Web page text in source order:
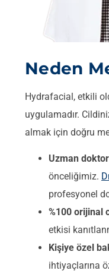
Neden
Hydrafacial, etkili
uygulamadır.
almak için doğru
Uzman
önceliğimiz.
profesyonel
%100 orijinal
etkisi
Kişiye özel
ihtiyaçlarına